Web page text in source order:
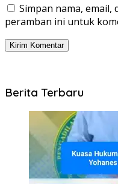
Simpan nama, email,
peramban ini untuk
Berita Terbaru